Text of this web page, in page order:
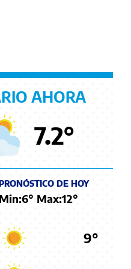
AHORA
7.2°
DE HOY
Min:6° Max:12°
9°